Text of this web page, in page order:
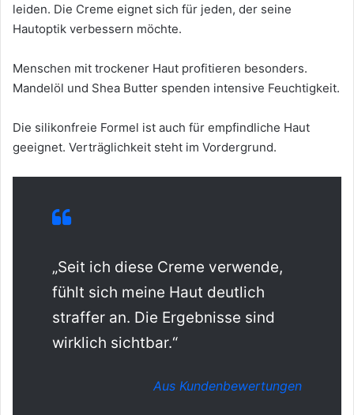
leiden. Die Creme eignet sich für jeden, der seine
Hautoptik verbessern möchte.
Menschen mit trockener Haut profitieren besonders.
Mandelöl und Shea Butter spenden intensive Feuchtigkeit.
Die silikonfreie Formel ist auch für empfindliche Haut
geeignet. Verträglichkeit steht im Vordergrund.
„Seit ich diese Creme verwende,
fühlt sich meine Haut deutlich
straffer an. Die Ergebnisse sind
wirklich sichtbar.“
Aus Kundenbewertungen